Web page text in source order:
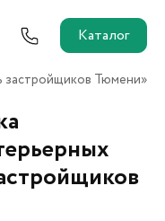
Каталог
застройщиков Тюмени»